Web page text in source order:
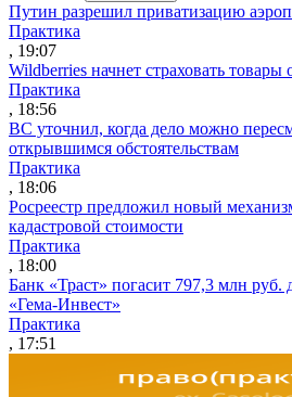
Путин разрешил приватизацию
Практика
, 19:07
Wildberries начнет страховать товары
Практика
, 18:56
ВС уточнил, когда дело можно
открывшимся обстоятельствам
Практика
, 18:06
Росреестр предложил новый
кадастровой стоимости
Практика
, 18:00
Банк «Траст» погасит 797,3 млн
«Гема-Инвест»
Практика
, 17:51